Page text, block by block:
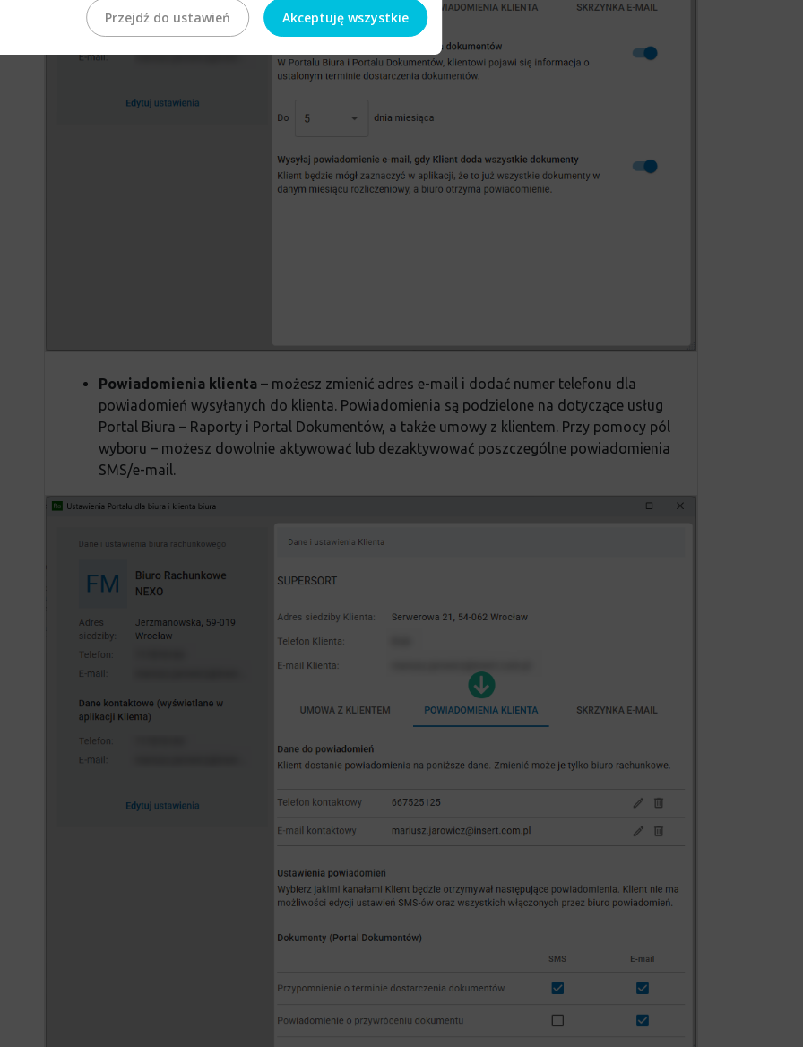
Powiadomienia klienta – możesz zmienić adres e-mail i dodać numer telefonu dla
powiadomień wysyłanych do klienta. Powiadomienia są podzielone na dotyczące usług
Portal Biura – Raporty i Portal Dokumentów, a także umowy z klientem. Przy pomocy pól
wyboru – możesz dowolnie aktywować lub dezaktywować poszczególne powiadomienia
SMS/e-mail.
Przejdź do ustawień Akceptuję wszystkie